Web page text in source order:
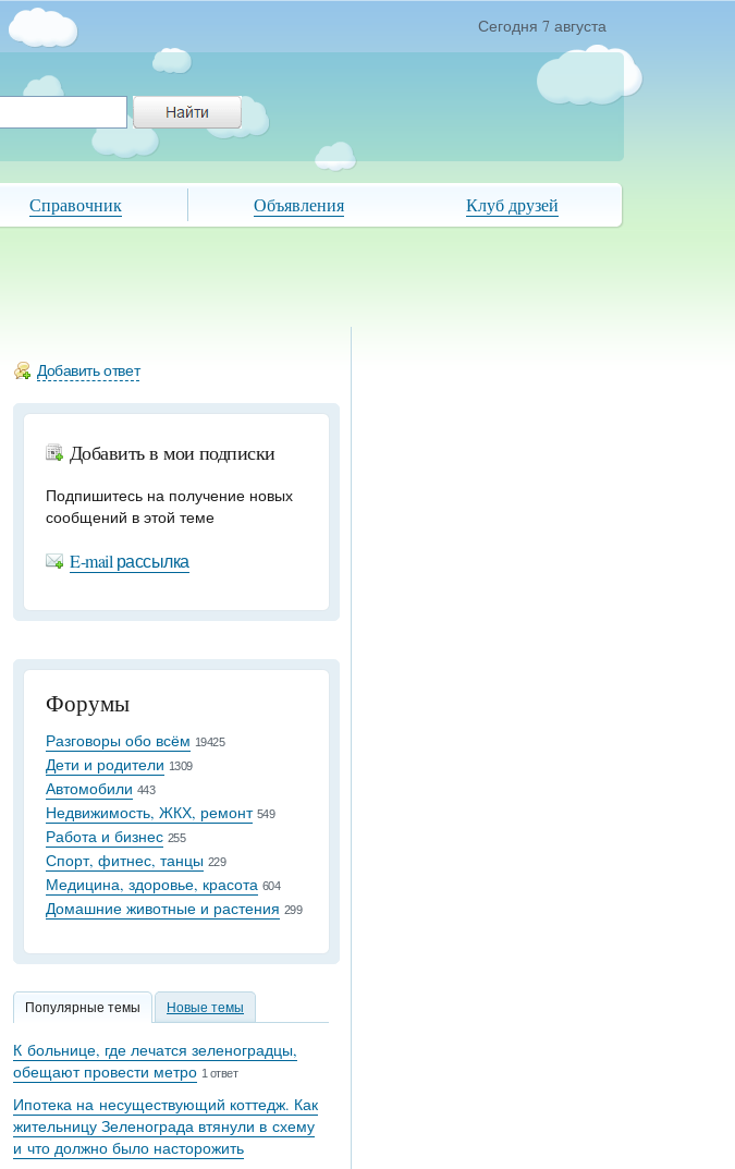
Сегодня 7 августа
Справочник Объявления Клуб друзей
Добавить ответ
Добавить в мои подписки
Подпишитесь на получение новых
сообщений в этой теме
E-mail рассылка
Форумы
Разговоры обо всём 19425
Дети и родители 1309
Автомобили 443
Недвижимость, ЖКХ, ремонт 549
Работа и бизнес 255
Спорт, фитнес, танцы 229
Медицина, здоровье, красота 604
Домашние животные и растения 299
Популярные темы Новые темы
К больнице, где лечатся зеленоградцы,
обещают провести метро 1 ответ
Ипотека на несуществующий коттедж. Как
жительницу Зеленограда втянули в схему
и что должно было насторожить